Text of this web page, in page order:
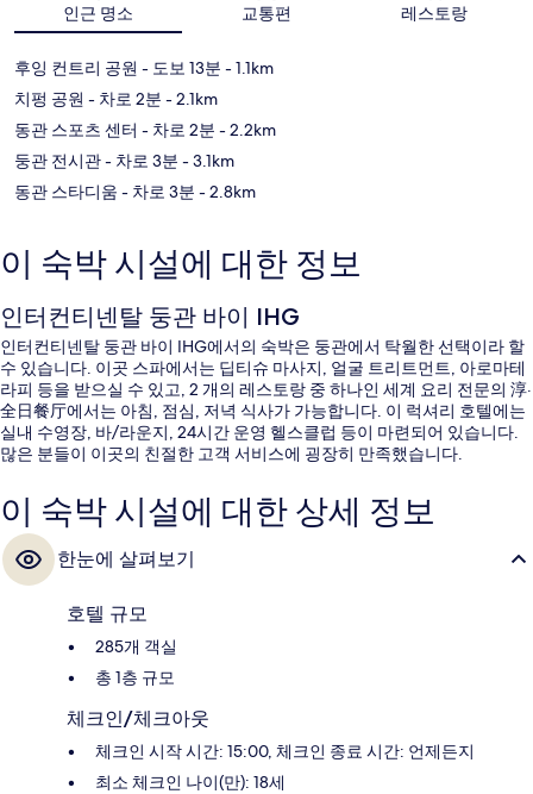
인근 명소 교통편 레스토랑
후잉 컨트리 공원 - 도보 13분 - 1.1km
치펑 공원 - 차로 2분 - 2.1km
동관 스포츠 센터 - 차로 2분 - 2.2km
둥관 전시관- 차로 3분 - 3.1km
동관 스타디움 - 차로 3분 - 2.8km
이 숙박 시설에 대한 정보
인터컨티넨탈 둥관 바이 IHG
인터컨티넨탈 둥관 바이 IHG에서의 숙박은 둥관에서 탁월한 선택이라 할
수 있습니다. 이곳 스파에서는 딥티슈 마사지, 얼굴 트리트먼트, 아로마테
라피 등을 받으실 수 있고, 2 개의 레스토랑 중 하나인 세계 요리 전문의 淳·
全日餐厅에서는 아침, 점심, 저녁 식사가 가능합니다. 이 럭셔리 호텔에는
실내 수영장, 바/라운지, 24시간 운영 헬스클럽 등이 마련되어 있습니다.
많은 분들이 이곳의 친절한 고객 서비스에 굉장히 만족했습니다.
이 숙박 시설에 대한 상세 정보
한눈에 살펴보기
호텔 규모
285개 객실
총 1층 규모
체크인/체크아웃
체크인 시작 시간: 15:00, 체크인 종료 시간: 언제든지
최소 체크인 나이(만): 18세